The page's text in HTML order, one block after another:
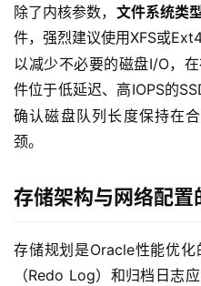
除了内核参数， 文件系统类
件，强烈建议使用XFS或
以减少不必要的磁盘I/O，
件位于低延迟、高IOPS的
确认磁盘队列长度保持在
颈。
存储架构与网络配置
存储规划是Oracle性能优
（Redo Log）和归档日志